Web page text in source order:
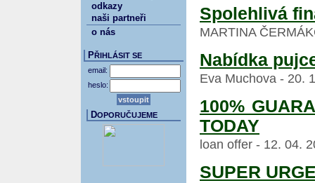
Spolehlivá
MARTINA
Nabídka
Eva Muchova - 20.
100%
TODAY
loan offer - 12. 04.
SUPER
odkazy
naši partneři
o nás
PŘIHLÁSIT SE
email:
heslo:
DOPORUČUJEME